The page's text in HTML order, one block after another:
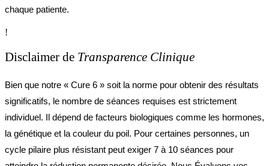
chaque patiente.
!
Disclaimer de Transparence Clinique
Bien que notre « Cure 6 » soit la norme pour obtenir des résultats
significatifs, le nombre de séances requises est strictement
individuel. Il dépend de facteurs biologiques comme les hormones,
la génétique et la couleur du poil. Pour certaines personnes, un
cycle pilaire plus résistant peut exiger 7 à 10 séances pour